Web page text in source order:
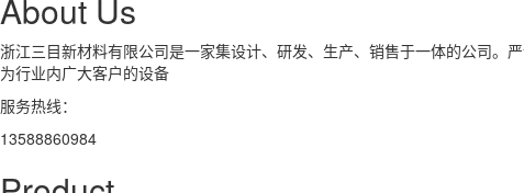
About Us
浙江三目新材料有限公司是一家集设计、研发、生产、销售于一体的公司。
为行业内广大客户的设备
服务热线：
13588860984